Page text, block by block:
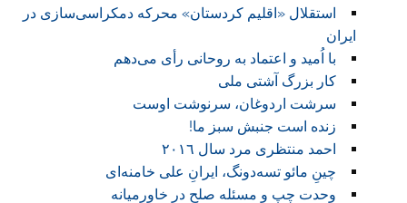
استقلال «اقلیم کردستان» محرکه‌ دمکراسی‌سازی در
ایران
با اُمید و اعتماد به روحانی رأی می‌دهم
کار بزرگ آشتی ملی
سرشت اردوغان، سرنوشت اوست
زنده است جنبش سبز ما!
احمد منتظری مرد سال ٢٠١٦
چینِ مائو تسه‌دونگ، ایرانِ علی خامنه‌ای
وحدت چپ و مسئله صلح در خاورمیانه